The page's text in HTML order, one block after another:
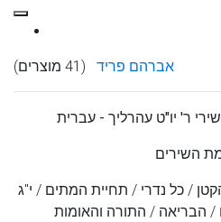
אברהם פריד (41 מוצרים)
ר' יו"ט עהרליך - עברית
/ כל נדרי / תחיית המתים / י"ג
הבריאה / התורה והאומות